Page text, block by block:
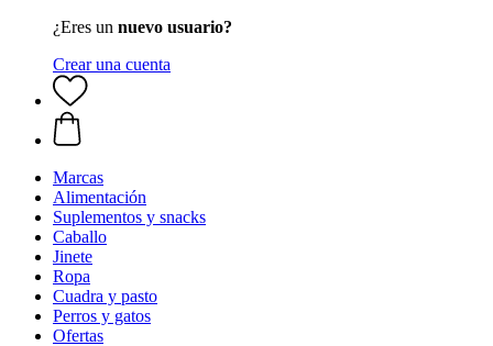
¿Eres un nuevo usuario?
Crear una cuenta
Marcas
Alimentación
Suplementos y snacks
Caballo
Jinete
Ropa
Cuadra y pasto
Perros y gatos
Ofertas